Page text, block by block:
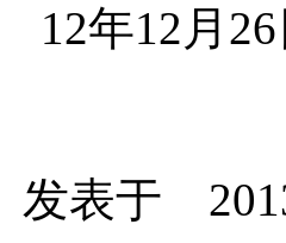
12年12月
发表于